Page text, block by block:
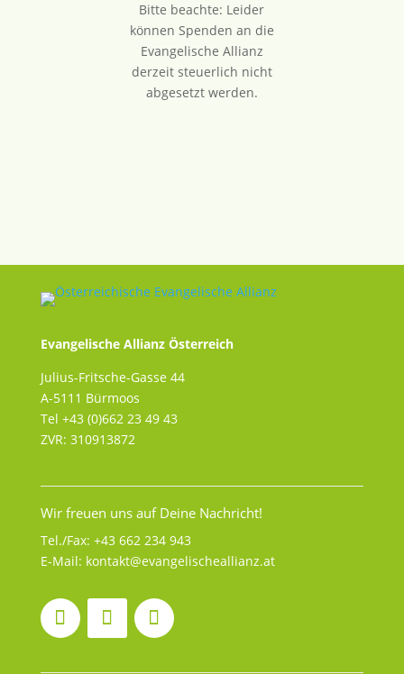
Bitte beachte: Leider
können Spenden an die
Evangelische Allianz
derzeit steuerlich nicht
abgesetzt werden.
Evangelische Allianz Österreich
Julius-Fritsche-Gasse 44
A-5111 Bürmoos
Tel +43 (0)662 23 49 43
ZVR: 310913872
Wir freuen uns auf Deine Nachricht!
Tel./Fax: +43 662 234 943
E-Mail: kontakt@evangelischeallianz.at